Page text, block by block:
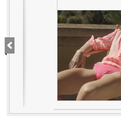
THE ONES WHO DO
MAGAZINE